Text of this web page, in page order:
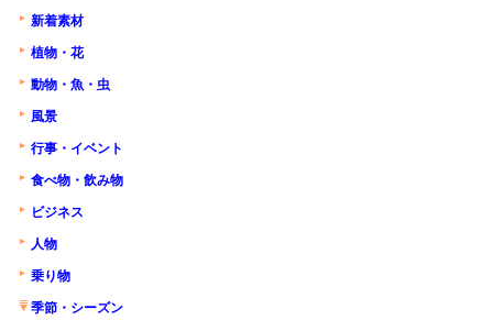
新着素材
植物・花
動物・魚・虫
風景
行事・イベント
食べ物・飲み物
ビジネス
人物
乗り物
季節・シーズン